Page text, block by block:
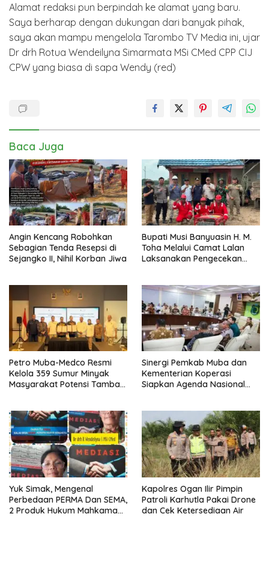
Alamat redaksi pun berpindah ke alamat yang baru.
Saya berharap dengan dukungan dari banyak pihak,
saya akan mampu mengelola Tarombo TV Media ini, ujar
Dr drh Rotua Wendeilyna Simarmata MSi CMed CPP CIJ
CPW yang biasa di sapa Wendy (red)
Baca Juga
Angin Kencang Robohkan
Sebagian Tenda Resepsi di
Sejangko II, Nihil Korban Jiwa
Bupati Musi Banyuasin H. M.
Toha Melalui Camat Lalan
Laksanakan Pengecekan
Perusahaan
Petro Muba-Medco Resmi
Kelola 359 Sumur Minyak
Masyarakat Potensi Tambah
Sinergi Pemkab Muba dan
Kementerian Koperasi
Siapkan Agenda Nasional
Pabrik KUD Sejahtera
Dimatangkan
Yuk Simak, Mengenal
Perbedaan PERMA Dan SEMA,
2 Produk Hukum Mahkamah
Kapolres Ogan Ilir Pimpin
Patroli Karhutla Pakai Drone
dan Cek Ketersediaan Air